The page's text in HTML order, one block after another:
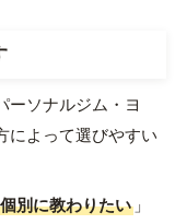
ーソナルジム・ヨ
によって選びやすい
個別に教わりたい 」